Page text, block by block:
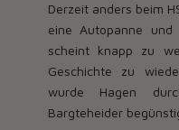
Derzeit anders beim
eine Autopanne und
scheint knapp zu
Geschichte zu
wurde Hagen
Bargteheider